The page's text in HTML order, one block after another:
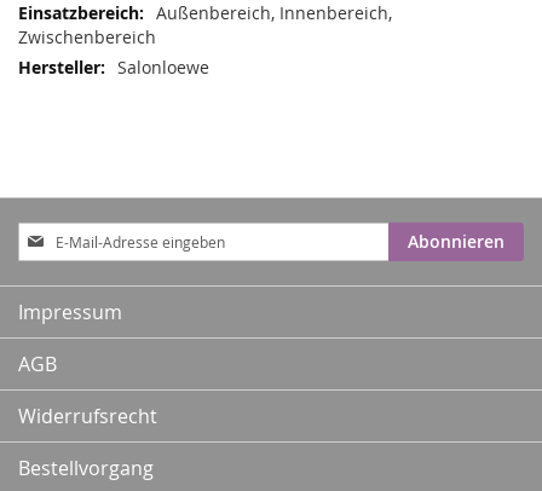
Außenbereich, Innenbereich,
Zwischenbereich
Salonloewe
Anmeldung
zum
Newsletter:
Abonnieren
Impressum
AGB
Widerrufsrecht
Bestellvorgang